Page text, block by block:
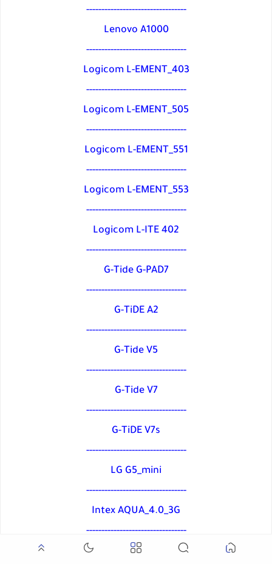
---------------------------------
Lenovo A1000
---------------------------------
Logicom L-EMENT_403
---------------------------------
Logicom L-EMENT_505
---------------------------------
Logicom L-EMENT_551
---------------------------------
Logicom L-EMENT_553
---------------------------------
Logicom L-ITE 402
---------------------------------
G-Tide G-PAD7
---------------------------------
G-TiDE A2
---------------------------------
G-Tide V5
---------------------------------
G-Tide V7
---------------------------------
G-TiDE V7s
---------------------------------
LG G5_mini
---------------------------------
Intex AQUA_4.0_3G
---------------------------------
Intex AQUA_4G_MINI